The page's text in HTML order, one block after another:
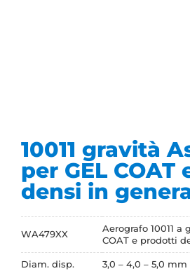
10011 gravità
per GEL
densi in
WA479XX
Aerografo 10011 a
COAT e prodotti
Diam. disp. 3,0 – 4,0 – 5,0 mm